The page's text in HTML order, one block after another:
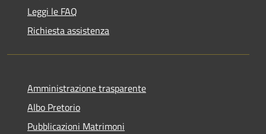
Leggi le FAQ
Richiesta assistenza
Amministrazione trasparente
Albo Pretorio
Pubblicazioni Matrimoni